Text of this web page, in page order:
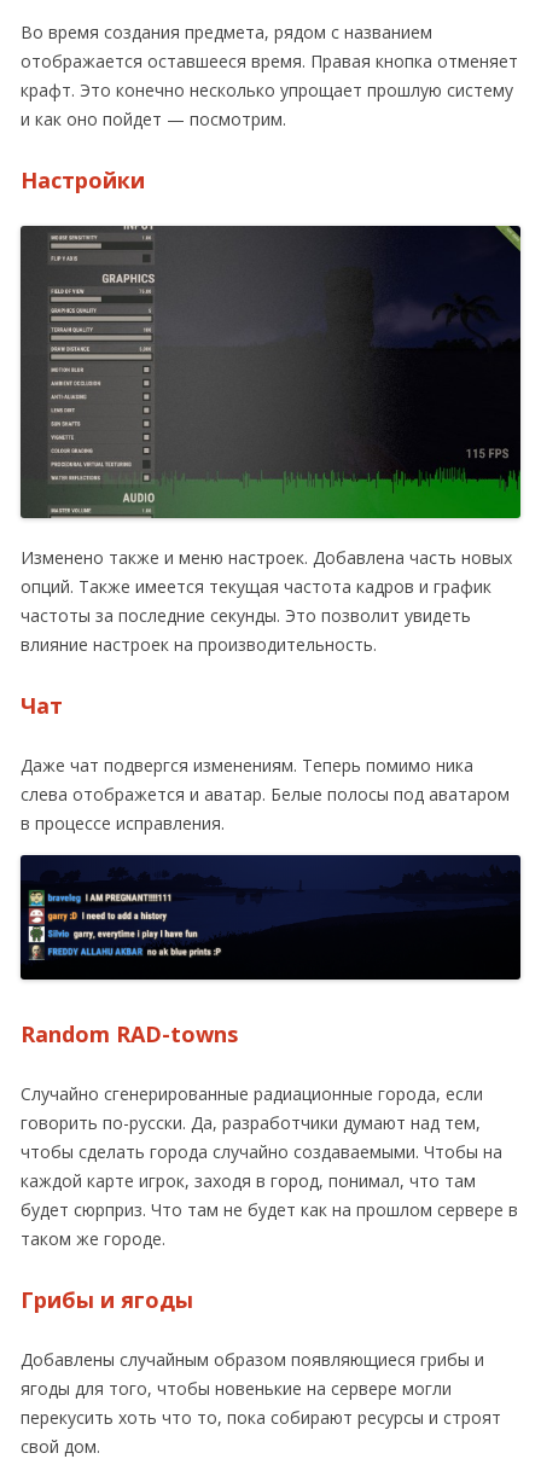
Во время создания предмета, рядом с названием
отображается оставшееся время. Правая кнопка отменяет
крафт. Это конечно несколько упрощает прошлую систему
и как оно пойдет — посмотрим.
Настройки
Изменено также и меню настроек. Добавлена часть новых
опций. Также имеется текущая частота кадров и график
частоты за последние секунды. Это позволит увидеть
влияние настроек на производительность.
Чат
Даже чат подвергся изменениям. Теперь помимо ника
слева отображется и аватар. Белые полосы под аватаром
в процессе исправления.
Random RAD-towns
Случайно сгенерированные радиационные города, если
говорить по-русски. Да, разработчики думают над тем,
чтобы сделать города случайно создаваемыми. Чтобы на
каждой карте игрок, заходя в город, понимал, что там
будет сюрприз. Что там не будет как на прошлом сервере в
таком же городе.
Грибы и ягоды
Добавлены случайным образом появляющиеся грибы и
ягоды для того, чтобы новенькие на сервере могли
перекусить хоть что то, пока собирают ресурсы и строят
свой дом.